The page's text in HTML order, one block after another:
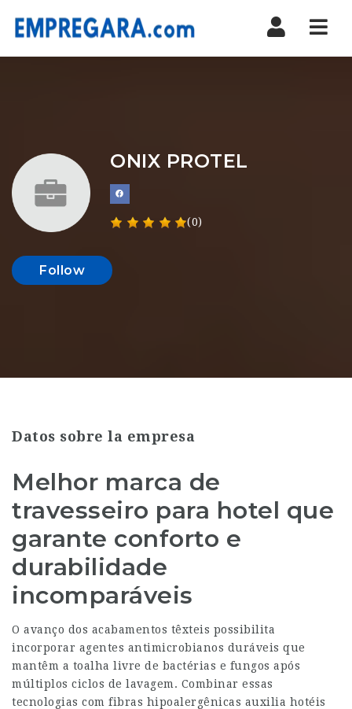
ONIX PROTEL
(0)
Follow
Datos sobre la empresa
Melhor marca de
travesseiro para hotel que
garante conforto e
durabilidade
incomparáveis
O avanço dos acabamentos têxteis possibilita
incorporar agentes antimicrobianos duráveis que
mantêm a toalha livre de bactérias e fungos após
múltiplos ciclos de lavagem. Combinar essas
tecnologias com fibras hipoalergênicas auxilia hotéis